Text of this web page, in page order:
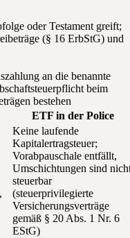
oder Testament greift;
(§ 16 ErbStG) und
an die benannte
beim
bestehen
ETF in der Police
Keine laufende
Kapitalertragsteuer;
Vorabpauschale entfällt,
Umschichtungen sind
steuerbar
(steuerprivilegierte
Versicherungsverträge
gemäß § 20 Abs. 1 Nr. 6
EStG)